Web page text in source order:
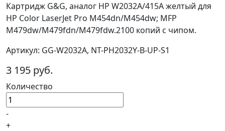
Картридж G&G, аналог HP W2032A/415A желтый для
HP Color LaserJet Pro M454dn/M454dw; MFP
M479dw/M479fdn/M479fdw.2100 копий с чипом.
Артикул: GG-W2032A, NT-PH2032Y-B-UP-S1
3 195 руб.
Количество
-
+